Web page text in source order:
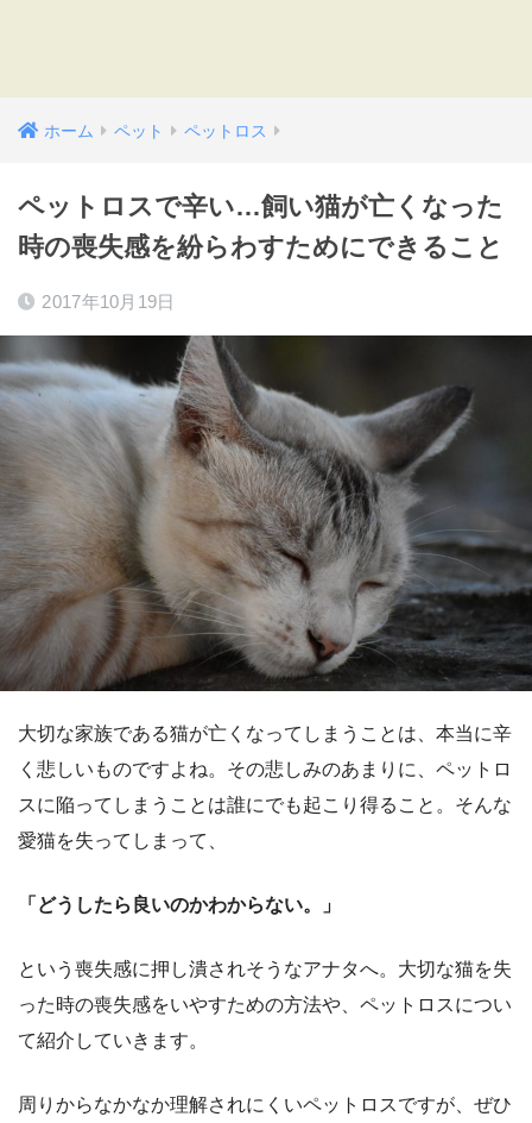
ホーム ペット ペットロス
ペットロスで辛い…飼い猫が亡くなった
時の喪失感を紛らわすためにできること
2017年10月19日
大切な家族である猫が亡くなってしまうことは、本当に辛
く悲しいものですよね。その悲しみのあまりに、ペットロ
スに陥ってしまうことは誰にでも起こり得ること。そんな
愛猫を失ってしまって、
「どうしたら良いのかわからない。」
という喪失感に押し潰されそうなアナタへ。大切な猫を失
った時の喪失感をいやすための方法や、ペットロスについ
て紹介していきます。
周りからなかなか理解されにくいペットロスですが、ぜひ